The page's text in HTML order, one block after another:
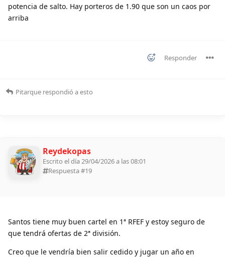
potencia de salto. Hay porteros de 1.90 que son un caos por
arriba
Responder
Pitarque respondió a esto
Reydekopas
Escrito el día 29/04/2026 a las 08:01
Respuesta #19
Santos tiene muy buen cartel en 1ª RFEF y estoy seguro de
que tendrá ofertas de 2ª división.
Creo que le vendría bien salir cedido y jugar un año en